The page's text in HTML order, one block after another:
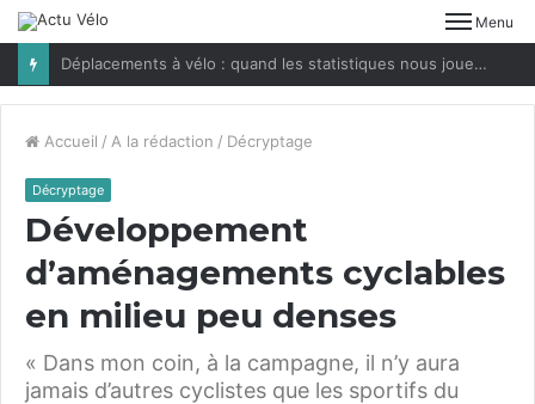
Menu
Déplacements à vélo : quand les statistiques nous jouent des tours
Accueil / A la rédaction / Décryptage
Décryptage
Développement
d’aménagements cyclables
en milieu peu denses
« Dans mon coin, à la campagne, il n’y aura
jamais d’autres cyclistes que les sportifs du